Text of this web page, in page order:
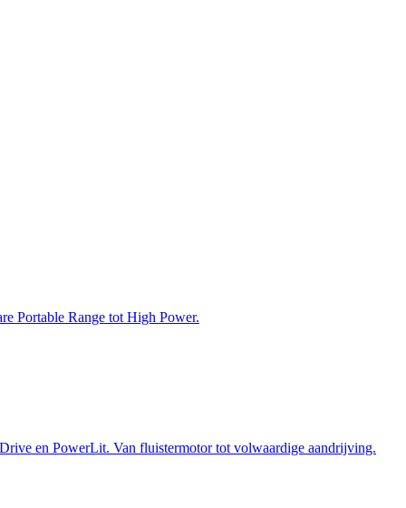
Portable Range tot High Power.
en PowerLit. Van fluistermotor tot volwaardige aandrijving.